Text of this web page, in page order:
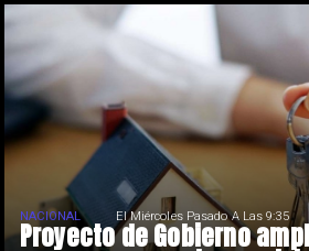
Proyecto de Gobierno
NACIONAL El Miércoles Pasado A Las 9:35